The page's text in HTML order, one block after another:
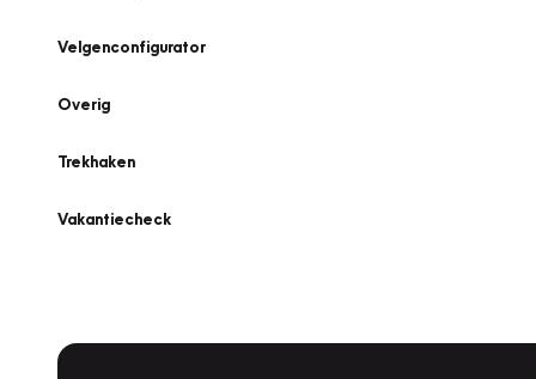
Velgenconfigurator
Overig
Trekhaken
Vakantiecheck